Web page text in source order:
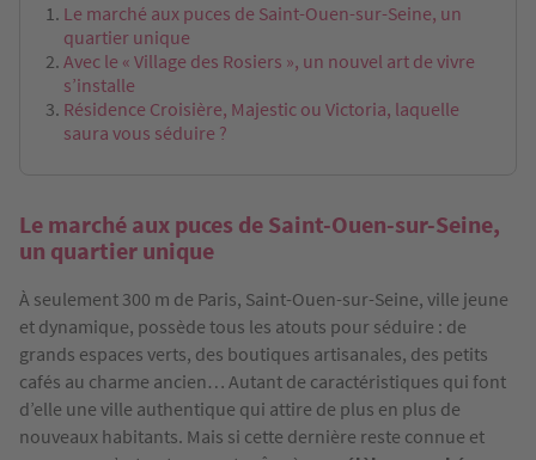
Le marché aux puces de Saint-Ouen-sur-Seine, un
quartier unique
Avec le « Village des Rosiers », un nouvel art de vivre
s’installe
Résidence Croisière, Majestic ou Victoria, laquelle
saura vous séduire ?
Le marché aux puces de Saint-Ouen-sur-Seine,
un quartier unique
À seulement 300 m de Paris, Saint-Ouen-sur-Seine, ville jeune
et dynamique, possède tous les atouts pour séduire : de
grands espaces verts, des boutiques artisanales, des petits
cafés au charme ancien… Autant de caractéristiques qui font
d’elle une ville authentique qui attire de plus en plus de
nouveaux habitants. Mais si cette dernière reste connue et